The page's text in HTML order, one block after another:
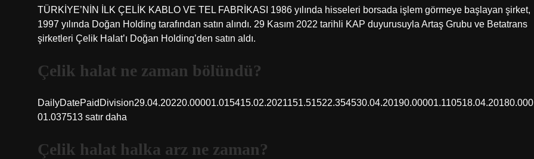
TÜRKİYE’NİN İLK ÇELİK KABLO VE TEL FABRİKASI 1986 yılında hisseleri borsada işlem görmeye başlayan şirket,
1997 yılında Doğan Holding tarafından satın alındı. 29 Kasım 2022 tarihli KAP duyurusuyla Artaş Grubu ve Betatrans
şirketleri Çelik Halat’ı Doğan Holding’den satın aldı.
Çelik halat ne zaman bölündü?
DailyDatePaidDivision29.04.20220.00001.015415.02.2021151.51522.354530.04.20190.00001.110518.04.20180.000
01.037513 satır daha
Çelik halat halka arz ne zaman?